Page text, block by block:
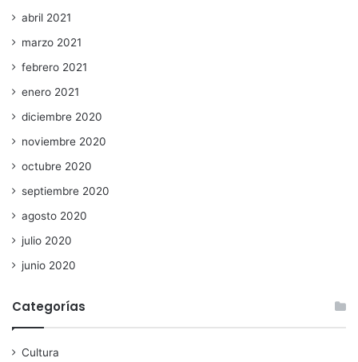
abril 2021
marzo 2021
febrero 2021
enero 2021
diciembre 2020
noviembre 2020
octubre 2020
septiembre 2020
agosto 2020
julio 2020
junio 2020
Categorías
Cultura